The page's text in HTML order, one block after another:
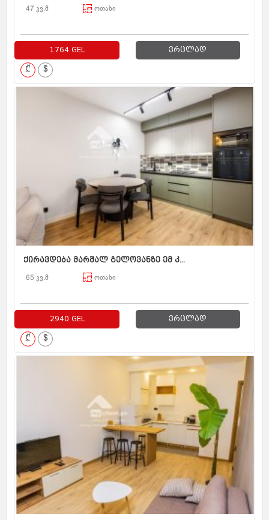
47 კვ.მ ოთახი
1764 GEL ვრცლად
₾ $
ქირავდება მარშალ გელოვანზე ემ კ...
65 კვ.მ ოთახი
2940 GEL ვრცლად
₾ $